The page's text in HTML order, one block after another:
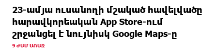
23-ամյա ուսանողի մշակած հավելվածը
հարավկորեական App Store-ում
շրջանցել է նույնիսկ Google Maps-ը
9 ԺԱՄ ԱՌԱՋ